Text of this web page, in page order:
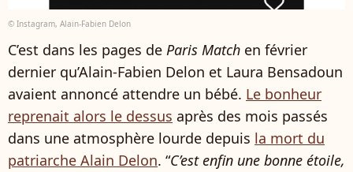
© Instagram, Alain-Fabien Delon
C’est dans les pages de Paris Match en février
dernier qu’Alain-Fabien Delon et Laura Bensadoun
avaient annoncé attendre un bébé. Le bonheur
reprenait alors le dessus après des mois passés
dans une atmosphère lourde depuis la mort du
patriarche Alain Delon. “C’est enfin une bonne étoile,